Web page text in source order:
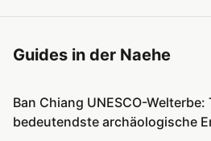
Guides in der Naehe
Ban Chiang UNESCO-Welterbe:
bedeutendste archäologische